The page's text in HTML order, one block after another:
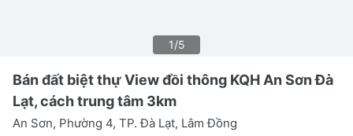
1/5
Bán đất biệt thự View đồi thông KQH An Sơn Đà
Lạt, cách trung tâm 3km
An Sơn, Phường 4, TP. Đà Lạt, Lâm Đồng